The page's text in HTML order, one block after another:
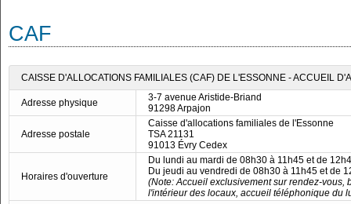
CAF
CAISSE D'ALLOCATIONS FAMILIALES (CAF) DE L'ESSONNE - ACCUEIL
Adresse physique
3-7 avenue Aristide-Briand
91298 Arpajon
Adresse postale
Caisse d'allocations familiales de l'Essonne
TSA 21131
91013 Évry Cedex
Horaires d'ouverture
Du lundi au mardi de 08h30 à 11h45 et de
Du jeudi au vendredi de 08h30 à 11h45 et de
(Note: Accueil exclusivement sur rendez-vous,
l'intérieur des locaux, accueil téléphonique du